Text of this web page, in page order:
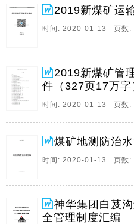
理制度、XXX煤矿安全操作
室、各区队: XXX煤矿安全
班使用，下班交回充电，
交，视为丢失。使用一年
年以上丢失的赔偿400元。
试便携仪。否则，罚款30
长凭牌领取便携仪下井，并
仪器禁止下井使用。否则
50元。4、便携仪领取牌丢
13、小型电器管理制度 一
器及4平方毫米以下的信号
管、领发、编号、修复，
准私自存放小型电器和信
进的小型电。
2019新煤矿运
时间: 2020-01-13 页数:
2019新煤矿管
件（327页17万字
时间: 2020-01-13 页数:
煤矿地测防治
时间: 2020-01-13 页数:
神华集团白芨
全管理制度汇编